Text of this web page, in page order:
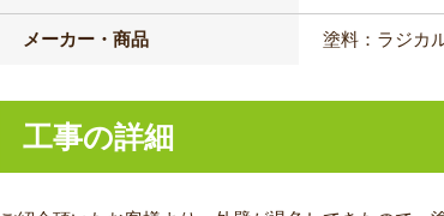
メーカー・商品 塗料：ラジカ
工事の詳細